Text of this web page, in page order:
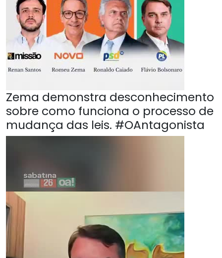
Zema demonstra desconhecimento
sobre como funciona o processo de
mudança das leis. #OAntagonista